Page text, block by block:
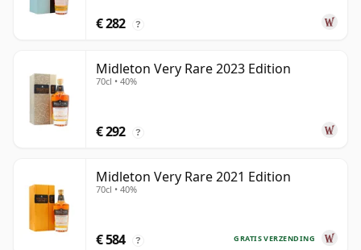
€ 282 ?
Midleton Very Rare 2023 Edition
70cl • 40%
€ 292 ?
Midleton Very Rare 2021 Edition
70cl • 40%
GRATIS VERZENDING
€ 584 ?